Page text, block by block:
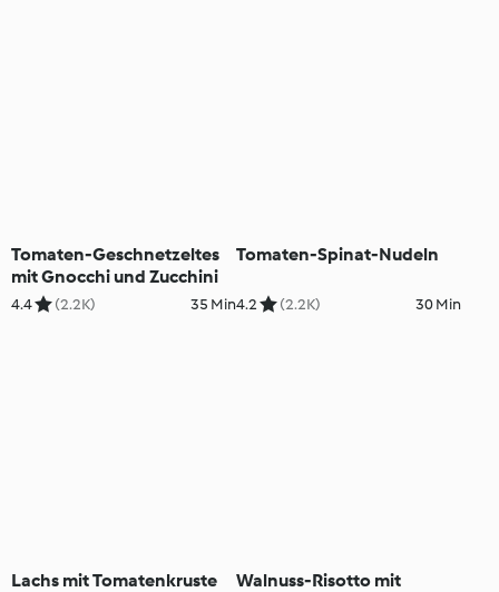
Tomaten-Geschnetzeltes
mit Gnocchi und Zucchini
4.4 (2.2K) 35 Min
Tomaten-Spinat-Nudeln
4.2 (2.2K) 30 Min
Lachs mit Tomatenkruste
Walnuss-Risotto mit